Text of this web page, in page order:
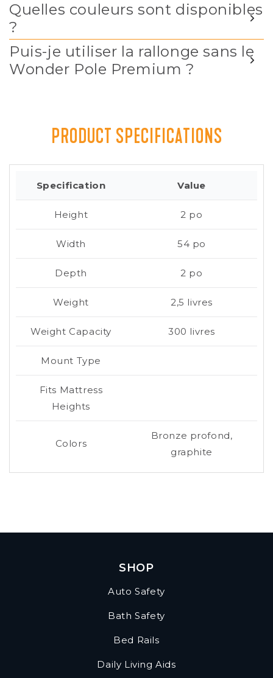
Quelles couleurs sont disponibles
?
Puis-je utiliser la rallonge sans le
Wonder Pole Premium ?
PRODUCT SPECIFICATIONS
Specification Value
Height 2 po
Width 54 po
Depth 2 po
Weight 2,5 livres
Weight Capacity 300 livres
Mount Type
Fits Mattress
Heights
Colors
Bronze profond,
graphite
SHOP
Auto Safety
Bath Safety
Bed Rails
Daily Living Aids